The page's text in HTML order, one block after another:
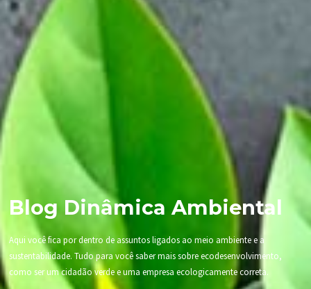
Blog Dinâmica Ambiental
Aqui você fica por dentro de assuntos ligados ao meio ambiente e a
sustentabilidade. Tudo para você saber mais sobre ecodesenvolvimento,
como ser um cidadão verde e uma empresa ecologicamente correta.